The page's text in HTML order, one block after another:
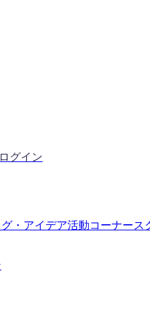
グイン
グ・アイデア活動コーナース